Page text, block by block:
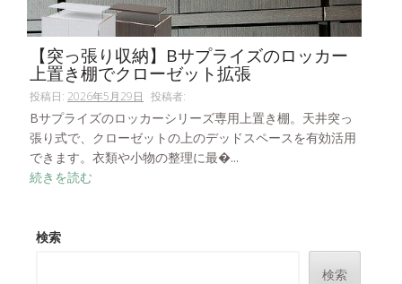
【突っ張り収納】Bサプライズのロッカー
上置き棚でクローゼット拡張
投稿日: 2026年5月29日 投稿者:
Bサプライズのロッカーシリーズ専用上置き棚。天井突っ
張り式で、クローゼットの上のデッドスペースを有効活用
できます。衣類や小物の整理に最�...
続きを読む
検索
検索